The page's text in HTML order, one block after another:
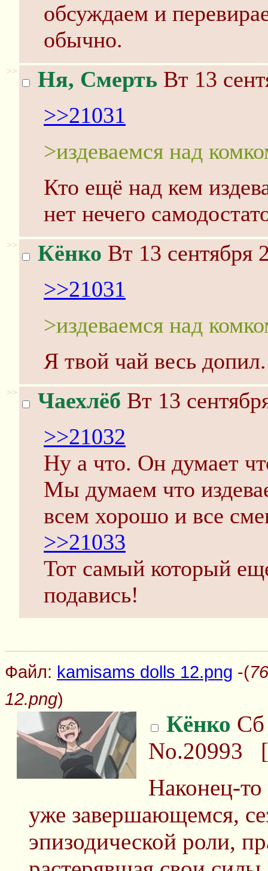
обсуждаем и
обычно.
>> Ня, Смерть Вт 13
>>21031
>издеваемся над
Кто ещё над кем
нет нечего
>> Кёнко Вт 13 сентября
>>21031
>издеваемся над
Я твой чай весь допил.
>> Чаехлёб Вт 13
>>21032
Ну а что. Он думает
Мы думаем что
всем хорошо и все
>>21033
Тот самый который
подавись!
Файл: kamisams dolls 12.png -(
12.png)
Кёнко Сб
No.20993 [
Наконец-
уже завершающемся,
эпизодической роли,